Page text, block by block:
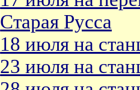
Старая Русса
18 июля на
23 июля на